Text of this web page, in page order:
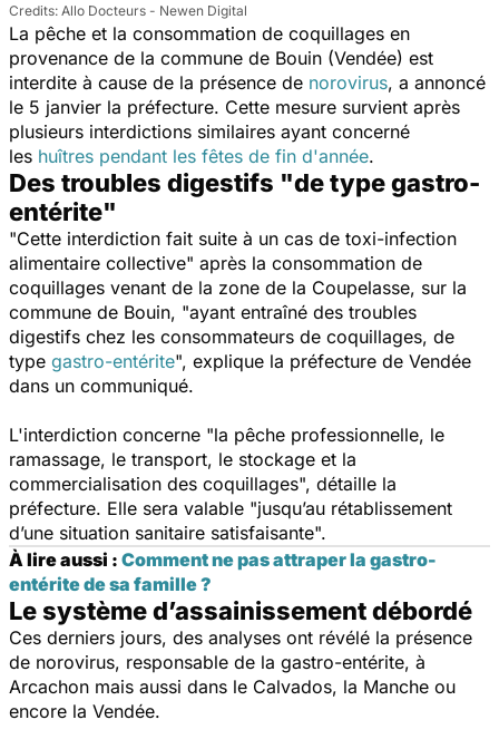
Allo Docteurs - Newen Digital
La pêche et la consommation de coquillages en
provenance de la commune de Bouin (Vendée) est
interdite à cause de la présence de norovirus, a annoncé
le 5 janvier la préfecture. Cette mesure survient après
plusieurs interdictions similaires ayant concerné
les huîtres pendant les fêtes de fin d'année.
Des troubles digestifs "de type gastro-
entérite"
"Cette interdiction fait suite à un cas de toxi-infection
alimentaire collective" après la consommation de
coquillages venant de la zone de la Coupelasse, sur la
commune de Bouin, "ayant entraîné des troubles
digestifs chez les consommateurs de coquillages, de
type gastro-entérite", explique la préfecture de Vendée
dans un communiqué.
L'interdiction concerne "la pêche professionnelle, le
ramassage, le transport, le stockage et la
commercialisation des coquillages", détaille la
préfecture. Elle sera valable "jusqu’au rétablissement
d’une situation sanitaire satisfaisante".
À lire aussi : Comment ne pas attraper la gastro-
entérite de sa famille ?
Le système d’assainissement débordé
Ces derniers jours, des analyses ont révélé la présence
de norovirus, responsable de la gastro-entérite, à
Arcachon mais aussi dans le Calvados, la Manche ou
encore la Vendée.